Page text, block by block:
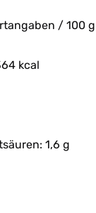
/ 100
kcal
1,6 g